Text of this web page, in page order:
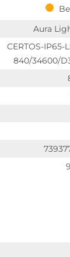
Aura
CERTOS-IP65-
840/34600/